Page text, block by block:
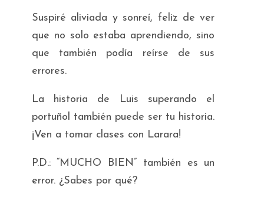
Suspiré aliviada y sonreí, feliz de ver
que no solo estaba aprendiendo, sino
que también podía reírse de sus
errores.
La historia de Luis superando el
portuñol también puede ser tu historia.
¡Ven a tomar clases con Larara!
P.D.: “MUCHO BIEN” también es un
error. ¿Sabes por qué?